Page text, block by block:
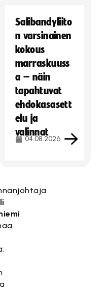
Salibandyliito
n varsinainen
kokous
marraskuuss
a – näin
tapahtuvat
ehdokasasett
elu ja
valinnat
04.08.2026